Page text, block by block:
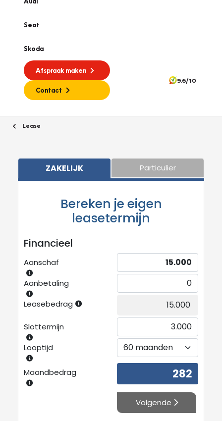
Seat
Skoda
Afspraak maken
Contact
9.6/10
Lease